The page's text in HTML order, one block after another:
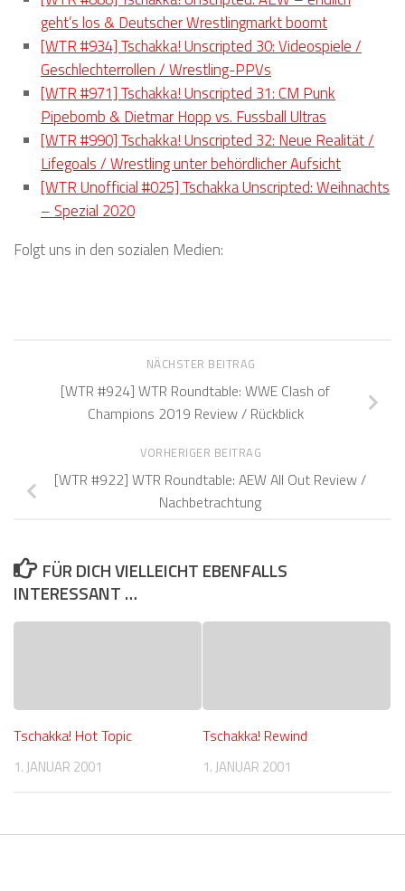
geht’s los & Deutscher Wrestlingmarkt boomt
[WTR #934] Tschakka! Unscripted 30: Videospiele /
Geschlechterrollen / Wrestling-PPVs
[WTR #971] Tschakka! Unscripted 31: CM Punk
Pipebomb & Dietmar Hopp vs. Fussball Ultras
[WTR #990] Tschakka! Unscripted 32: Neue Realität /
Lifegoals / Wrestling unter behördlicher Aufsicht
[WTR Unofficial #025] Tschakka Unscripted: Weihnachts
– Spezial 2020
Folgt uns in den sozialen Medien:
NÄCHSTER BEITRAG
[WTR #924] WTR Roundtable: WWE Clash of
Champions 2019 Review / Rückblick
VORHERIGER BEITRAG
[WTR #922] WTR Roundtable: AEW All Out Review /
Nachbetrachtung
FÜR DICH VIELLEICHT EBENFALLS
INTERESSANT …
Tschakka! Hot Topic
1. JANUAR 2001
Tschakka! Rewind
1. JANUAR 2001